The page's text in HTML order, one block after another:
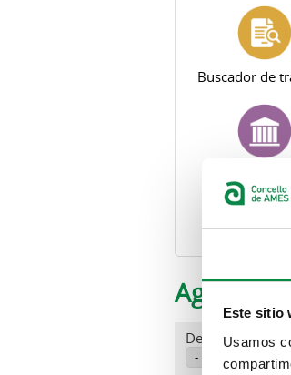
Este sitio
Usamos
Buscador de
Agenda
Departamento